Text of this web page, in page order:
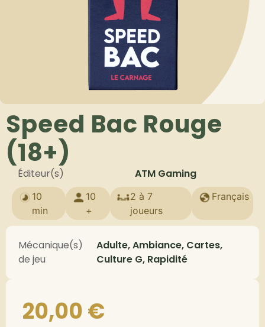
Speed Bac Rouge
(18+)
Éditeur(s) ATM Gaming
10
min
10
+
2 à 7
joueurs
Français
Mécanique(s)
de jeu
Adulte, Ambiance, Cartes,
Culture G, Rapidité
20,00€